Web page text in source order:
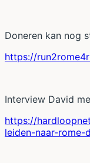
Doneren kan nog
https://
Interview David
https://
leiden-naar-